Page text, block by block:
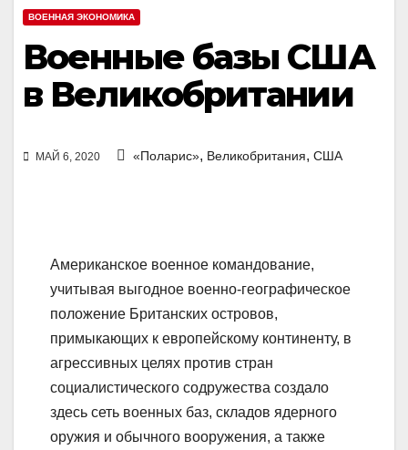
ВОЕННАЯ ЭКОНОМИКА
Военные базы США
в Великобритании
МАЙ 6, 2020 «Поларис», Великобритания, США
Американское военное командование,
учитывая выгодное военно-географическое
положение Британских островов,
примыкающих к европейскому континенту, в
агрессивных целях против стран
социалистического содружества создало
здесь сеть военных баз, складов ядерного
оружия и обычного вооружения, а также